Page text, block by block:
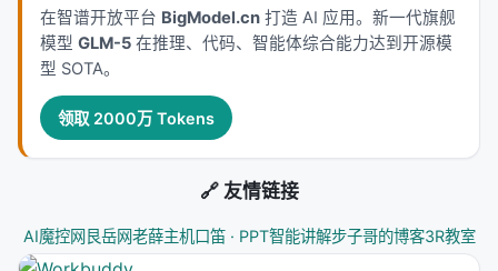
在智谱开放平台 BigModel.cn 打造 AI 应用。新一代旗舰
模型 GLM-5 在推理、代码、智能体综合能力达到开源模
型 SOTA。
领取 2000万 Tokens
🔗 友情链接
AI魔控网 艮岳网老薛主机口笛 · PPT智能讲解步子哥的博客3R教室